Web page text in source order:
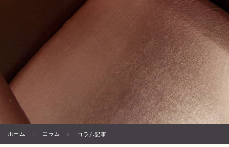
ホーム コラム コラム記事